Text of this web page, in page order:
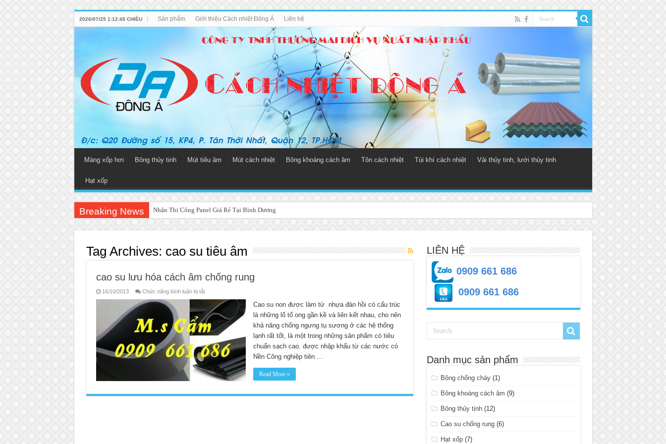
2026/07/25 1:12:45 CHIỀU Sản phẩm Giới thiệu Cách nhiệt Đông Á Liên hệ
Màng xốp hơi Bông thủy tinh Mút tiêu âm Mút cách nhiệt Bông khoáng cách âm Tôn cách nhiệt Túi khí cách nhiệt Vải thủy tinh, lưới thủy tinh
Hạt xốp
Breaking News Nhận Thi Công Panel Giá Rẻ Tại Bình Dương
Tag Archives: cao su tiêu âm
cao su lưu hóa cách âm chống rung
16/10/2013 Chức năng bình luận bị tắtở
lưu
hóa
cách
âm
chống
Cao su non được làm từ nhựa đàn hồi có cấu trúc
là những lổ tổ ong gần kề và liên kết nhau, cho nên
khả năng chống ngưng tụ sương ở các hệ thống
lạnh rất tốt, là một trong những sản phẩm có tiêu
chuẩn sạch cao. được nhập khẩu từ các nước có
Nền Công nghiệp tiên …
Read More »
LIÊN HỆ
0909 661 686
0909 661 686
Danh mục sản phẩm
Bông chống cháy (1)
Bông khoáng cách âm (9)
Bông thủy tinh (12)
Cao su chống rung (6)
Hạt xốp (7)